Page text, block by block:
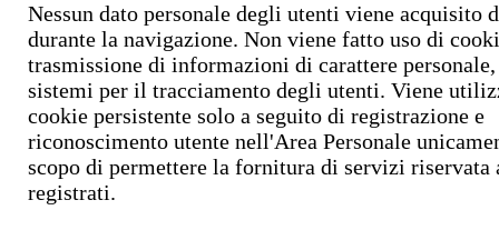
Nessun dato personale degli utenti viene acquisito
durante la navigazione. Non viene fatto uso di
trasmissione di informazioni di carattere
sistemi per il tracciamento degli utenti. Viene
cookie persistente solo a seguito di registrazione e
riconoscimento utente nell'Area Personale
scopo di permettere la fornitura di servizi riservata
registrati.